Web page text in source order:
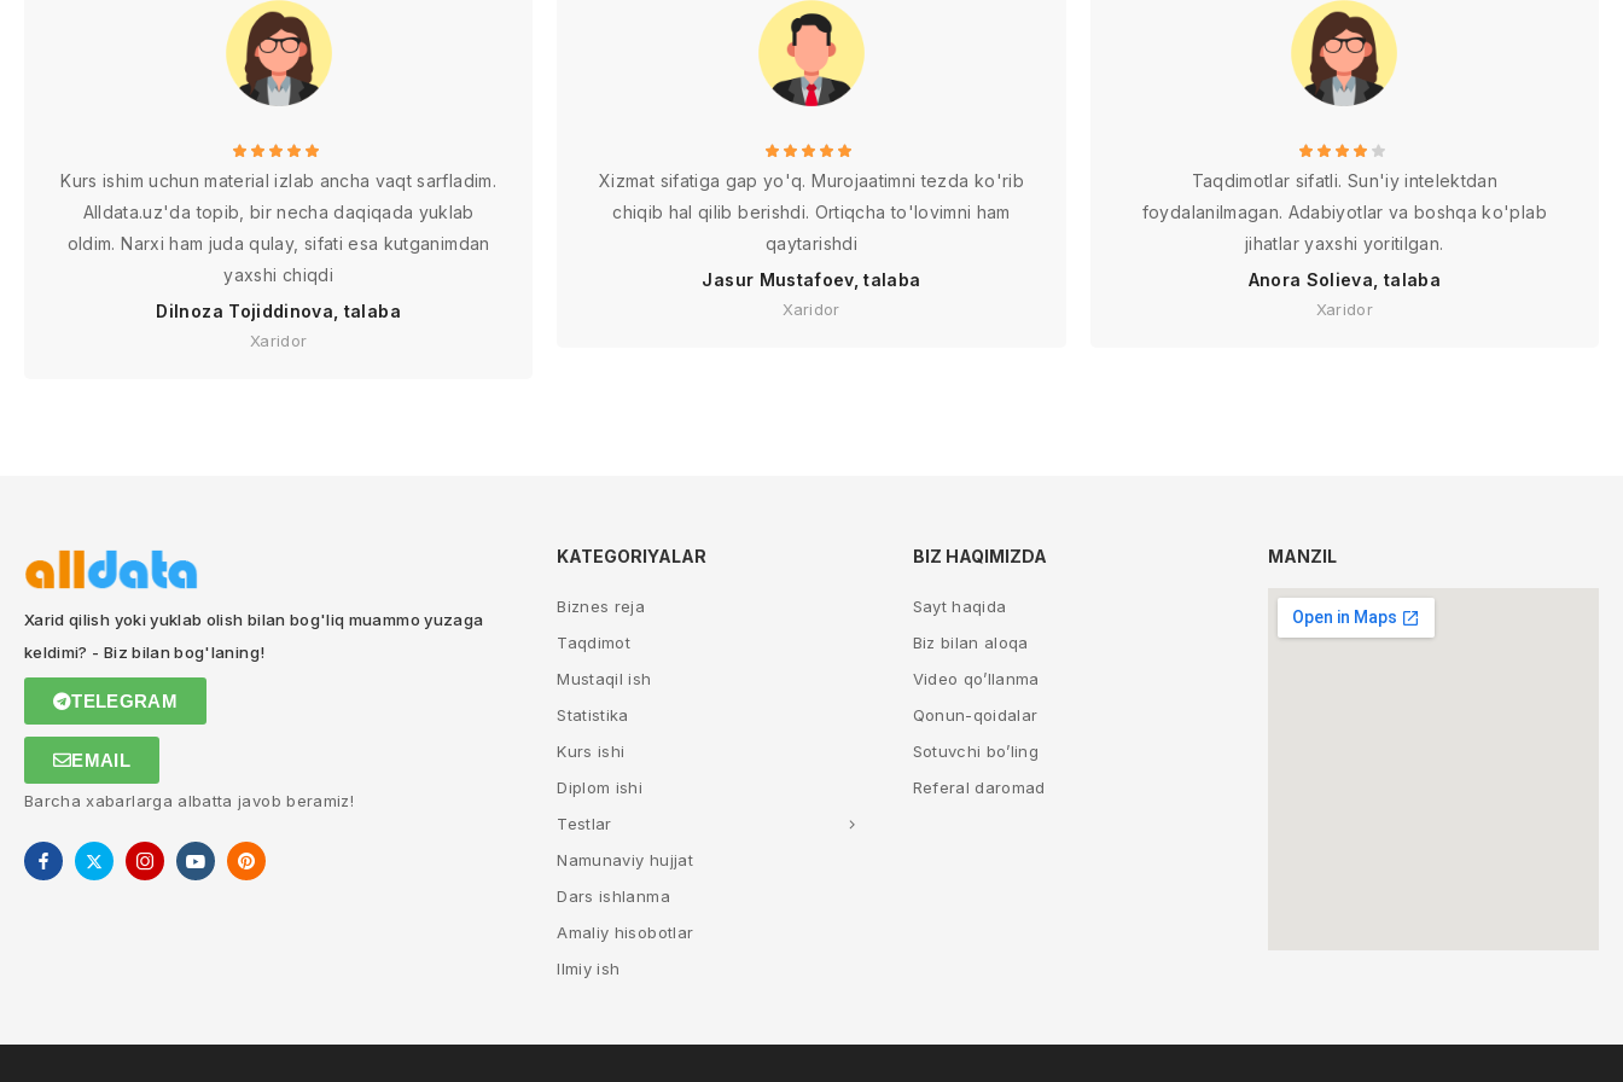
Kurs ishim uchun material izlab ancha vaqt sarfladim.
Alldata.uz'da topib, bir necha daqiqada yuklab
oldim. Narxi ham juda qulay, sifati esa kutganimdan
yaxshi chiqdi
Dilnoza Tojiddinova, talaba
Xaridor
Xizmat sifatiga gap yo'q. Murojaatimni tezda ko'rib
chiqib hal qilib berishdi. Ortiqcha to'lovimni ham
qaytarishdi
Jasur Mustafoev, talaba
Xaridor
Taqdimotlar sifatli. Sun'iy intelektdan
foydalanilmagan. Adabiyotlar va boshqa ko'plab
jihatlar yaxshi yoritilgan.
Anora Solieva, talaba
Xaridor
Xarid qilish yoki yuklab olish bilan bog'liq muammo yuzaga
keldimi? - Biz bilan bog'laning!
TELEGRAM
EMAIL
Barcha xabarlarga albatta javob beramiz!
KATEGORIYALAR
Biznes reja
Taqdimot
Mustaqil ish
Statistika
Kurs ishi
Diplom ishi
Testlar
Namunaviy hujjat
Dars ishlanma
Amaliy hisobotlar
Ilmiy ish
BIZ HAQIMIZDA
Sayt haqida
Biz bilan aloqa
Video qo’llanma
Qonun-qoidalar
Sotuvchi bo’ling
Referal daromad
MANZIL